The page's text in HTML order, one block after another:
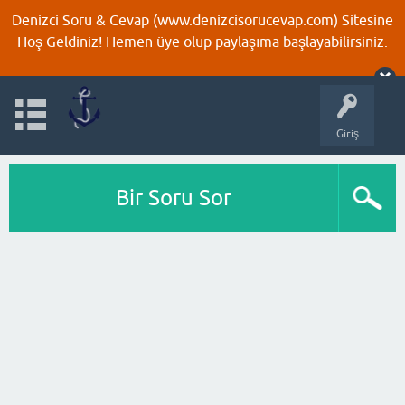
Denizci Soru & Cevap (www.denizcisorucevap.com) Sitesine
Hoş Geldiniz! Hemen üye olup paylaşıma başlayabilirsiniz.
Giriş
Bir Soru Sor